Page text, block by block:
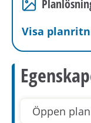
Visa
Öppen